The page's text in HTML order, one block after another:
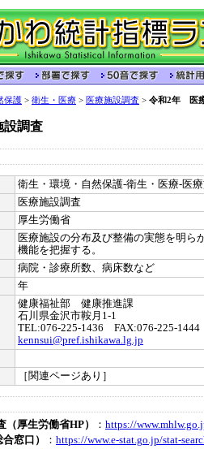
保護 > 衛生・医療 > 医療施設調査 > 令和2年 医
調査
衛生・環境・自然保護-衛生・医療-医
医療施設調査
厚生労働省
医療施設の分布及び整備の実態を明ら
機能を把握する。
病院・診療所数、病床数など
年
健康福祉部 健康推進課
石川県金沢市鞍月1-1
TEL:076-225-1436 FAX:076-225-1444
kennsui@pref.ishikawa.lg.jp
［関連ページあり］
（厚生労働省HP） ： https://
窓口）
： https://www.e-stat.go.jp/stat-